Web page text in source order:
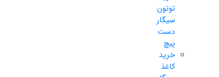
توتون
سیگار
دست
پیچ
خرید
کاغذ